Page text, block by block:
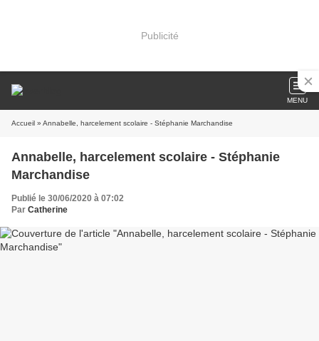
Publicité
MENU
Accueil » Annabelle, harcelement scolaire - Stéphanie Marchandise
Annabelle, harcelement scolaire - Stéphanie
Marchandise
Publié le 30/06/2020 à 07:02
Par Catherine